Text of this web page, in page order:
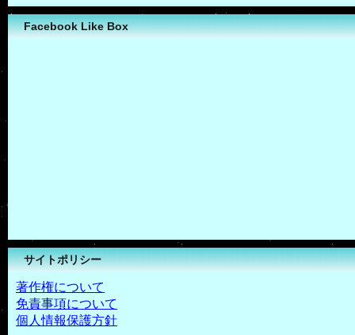
Facebook Like Box
サイトポリシー
著作権について
免責事項について
個人情報保護方針